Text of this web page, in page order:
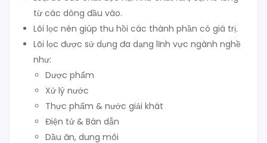
từ các dòng đầu vào.
Lõi lọc nén giúp thu hồi các thành phần có giá trị.
Lõi lọc được sử dụng đa dạng lĩnh vực ngành nghề
như:
Dược phẩm
Xử lý nước
Thực phẩm & nước giải khát
Điện tử & Bán dẫn
Dầu ăn, dung môi